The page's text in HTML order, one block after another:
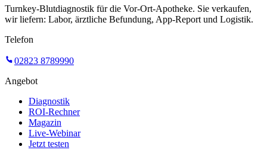
Turnkey-Blutdiagnostik für die Vor-Ort-Apotheke. Sie verkaufen,
wir liefern: Labor, ärztliche Befundung, App-Report und Logistik.
Telefon
02823 8789990
Angebot
Diagnostik
ROI-Rechner
Magazin
Live-Webinar
Jetzt testen